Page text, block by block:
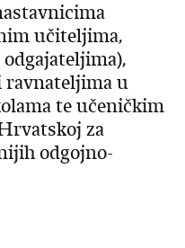
učiteljima,
u
te učeničkim
za
odgojno-